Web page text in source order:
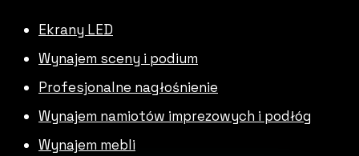
Ekrany LED
Wynajem sceny i podium
Profesjonalne nagłośnienie
Wynajem namiotów imprezowych i podłóg
Wynajem mebli